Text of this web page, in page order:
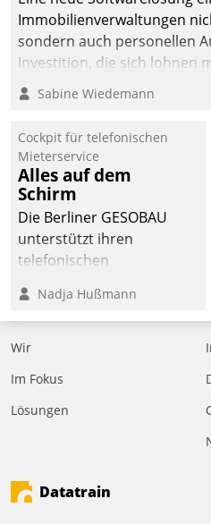
Immobilienverwaltungen
sondern auch personellen
Investition, die sich lohnen
nachhaltige Optimierung
dieses Ziel erreicht wird,
Sabine Wiedemann
Cockpit für telefonischen
Mieterservice
Alles auf dem
Schirm
Die Berliner GESOBAU
unterstützt ihren
telefonischen
digitalen Cockpit, das
situationsbezogen
passende Fragen und
Eine intuitive
Dialogführung ermöglicht
effizienter zu bearbeiten.
Nadja Hußmann
Wir
Im Fokus
Lösungen
Datatrain